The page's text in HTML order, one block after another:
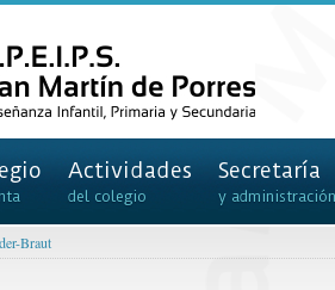
Actividades
del colegio
Secretaría
y administración
Braut